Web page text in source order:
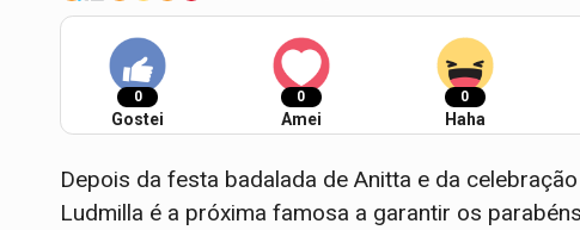
0
Gostei
0
Amei
0
Haha
Depois da festa badalada de Anitta e da
Ludmilla é a próxima famosa a garantir os